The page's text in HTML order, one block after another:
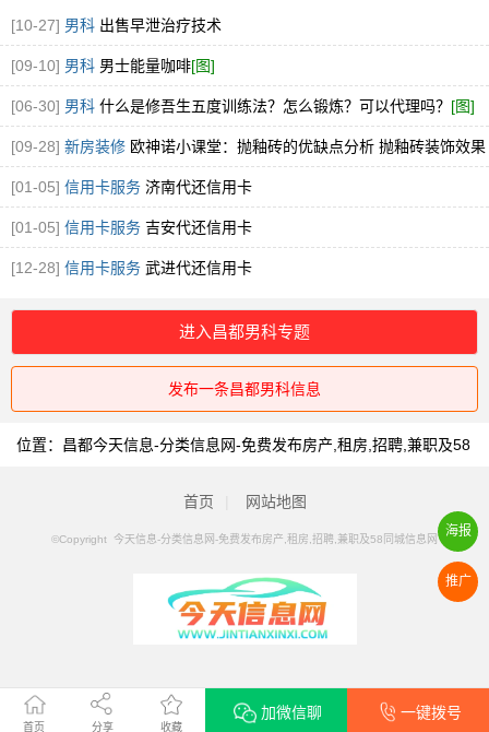
首页 分享 收藏
加微信聊 一键拨号
[10-27] 男科 出售早泄治疗技术
[09-10] 男科 男士能量咖啡[图]
[06-30] 男科 什么是修吾生五度训练法？怎么锻炼？可以代理吗？ [图]
[09-28] 新房装修 欧神诺小课堂：抛釉砖的优缺点分析 抛釉砖装饰效果
好吗[图]
[01-05] 信用卡服务 济南代还信用卡
[01-05] 信用卡服务 吉安代还信用卡
[12-28] 信用卡服务 武进代还信用卡
进入昌都男科专题
发布一条昌都男科信息
位置： 昌都今天信息-分类信息网-免费发布房产,租房,招聘,兼职及58
首页 网站地图
©Copyright 今天信息-分类信息网-免费发布房产,租房,招聘,兼职及58同城信息网
推广
海报